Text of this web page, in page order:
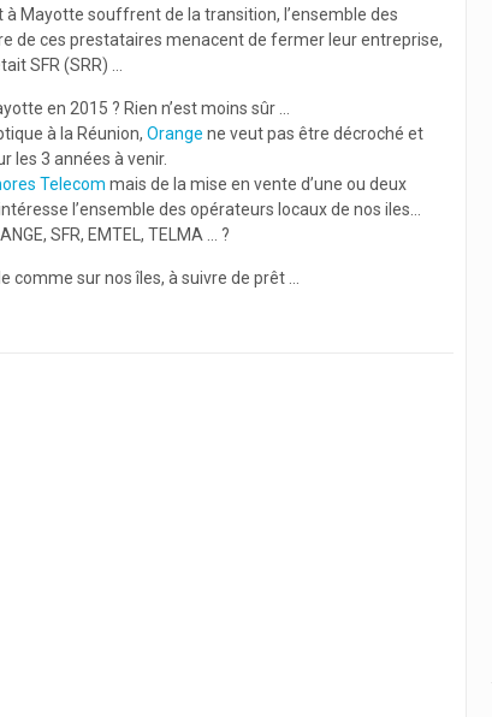
à Mayotte souffrent de la transition, l’ensemble des
de ces prestataires menacent de fermer leur entreprise,
SFR (SRR) …
en 2015 ? Rien n’est moins sûr …
à la Réunion, Orange ne veut pas être décroché et
les 3 années à venir.
Telecom mais de la mise en vente d’une ou deux
l’ensemble des opérateurs locaux de nos iles…
SFR, EMTEL, TELMA … ?
comme sur nos îles, à suivre de prêt …